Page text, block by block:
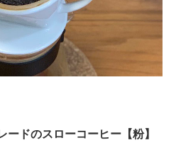
ドのスローコーヒー【粉】